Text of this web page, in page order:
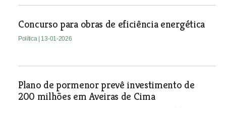
Concurso para obras de eficiência energética
Política | 13-01-2026
Plano de pormenor prevê investimento de
200 milhões em Aveiras de Cima
Documento prevê a intervenção numa área total de cerca